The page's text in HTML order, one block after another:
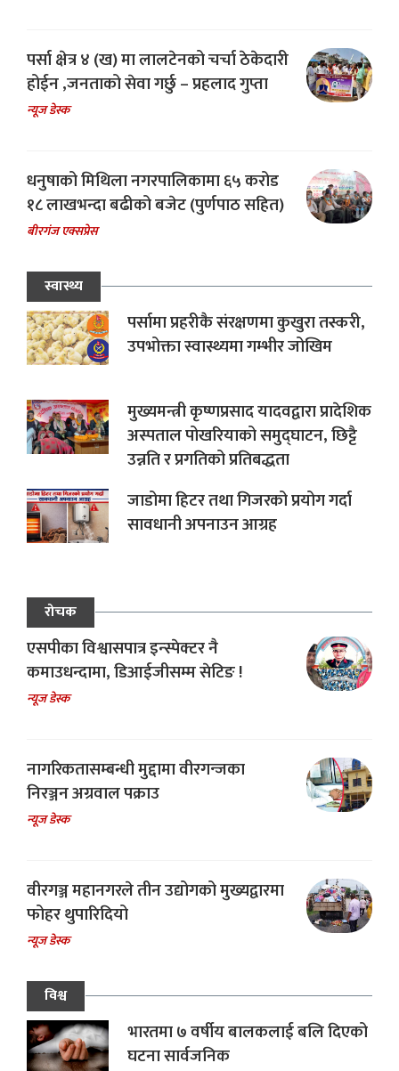
पर्सा क्षेत्र ४ (ख) मा लालटेनको चर्चा ठेकेदारी
होईन ,जनताको सेवा गर्छु – प्रहलाद गुप्ता
न्यूज डेस्क
धनुषाको मिथिला नगरपालिकामा ६५ करोड
१८ लाखभन्दा बढीको बजेट (पुर्णपाठ सहित)
बीरगंज एक्सप्रेस
स्वास्थ्य
पर्सामा प्रहरीकै संरक्षणमा कुखुरा तस्करी,
उपभोक्ता स्वास्थ्यमा गम्भीर जोखिम
मुख्यमन्त्री कृष्णप्रसाद यादवद्वारा प्रादेशिक
अस्पताल पोखरियाको समुद्घाटन, छिट्टै
उन्नति र प्रगतिको प्रतिबद्धता
जाडोमा हिटर तथा गिजरको प्रयोग गर्दा
सावधानी अपनाउन आग्रह
रोचक
एसपीका विश्वासपात्र इन्स्पेक्टर नै
कमाउधन्दामा, डिआईजीसम्म सेटिङ !
न्यूज डेस्क
नागरिकतासम्बन्धी मुद्दामा वीरगन्जका
निरञ्जन अग्रवाल पक्राउ
न्यूज डेस्क
वीरगञ्ज महानगरले तीन उद्योगको मुख्यद्वारमा
फोहर थुपारिदियो
न्यूज डेस्क
विश्व
भारतमा ७ वर्षीय बालकलाई बलि दिएको
घटना सार्वजनिक